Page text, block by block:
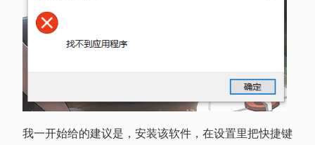
我一开始给的建议是，安装该软件，在设置里把快捷键